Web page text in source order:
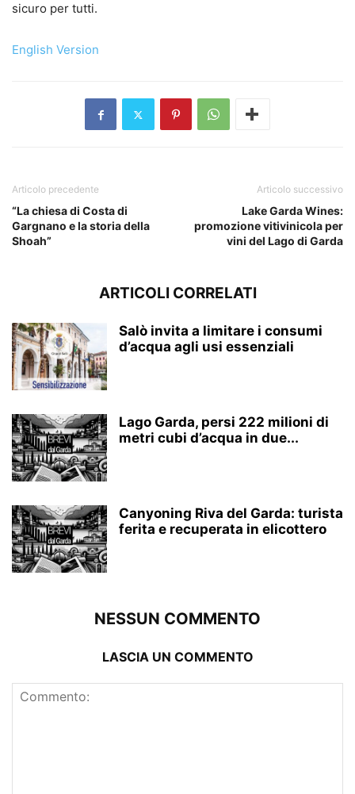
sicuro per tutti.
English Version
Articolo precedente
“La chiesa di Costa di
Gargnano e la storia della
Shoah”
Articolo successivo
Lake Garda Wines:
promozione vitivinicola per
vini del Lago di Garda
ARTICOLI CORRELATI
Salò invita a limitare i consumi
d’acqua agli usi essenziali
Lago Garda, persi 222 milioni di
metri cubi d’acqua in due...
Canyoning Riva del Garda: turista
ferita e recuperata in elicottero
NESSUN COMMENTO
LASCIA UN COMMENTO